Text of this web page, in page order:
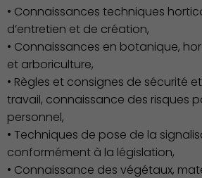
Environnement
• Connaissances techniques
d’entretien et de création,
• Connaissances en botanique,
et arboriculture,
• Règles et consignes de sécurité
travail, connaissance des risques
personnel,
• Techniques de pose de la
conformément à la législation,
• Connaissance des végétaux,